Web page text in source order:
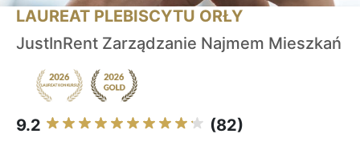
LAUREAT PLEBISCYTU ORŁY
JustInRent Zarządzanie Najmem Mieszkań
9.2 (82)